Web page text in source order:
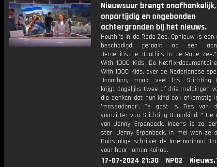
Nieuwsuur brengt onafhankelijk,
onpartijdig en ongebonden
achtergronden bij het nieuws.
Houthi's in de Rode Zee. Opnieuw is een
beschadigd geraakt na een
Jemenitische Houthi's in de Rode
With 1000 Kids. De Netflix-
With 1000 Kids, over de Nederlandse
Jonathan, maakt veel los. Stichting
krijgt dagelijks twee of drie meldingen
die denken dat hun kind ook afkomstig
'massadonor'. Te gast is Ties van
voorzitter van Stichting Donorkind. * De
van Jenny Erpenbeck. Ineens is ze
ster: Jenny Erpenbeck. In mei won ze
Duitstalige schrijver de International
voor haar roman Kairos.
17-07-2024 21:30 NPO2